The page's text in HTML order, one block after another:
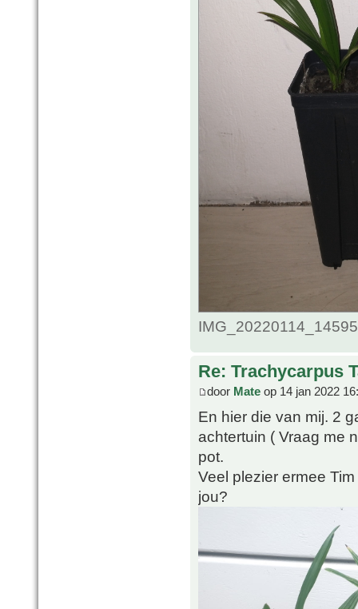
Re: Trachycarpus
door Mate op 14 jan 2022
En hier die van mij. 2
achtertuin ( Vraag me
pot.
Veel plezier ermee
jou?